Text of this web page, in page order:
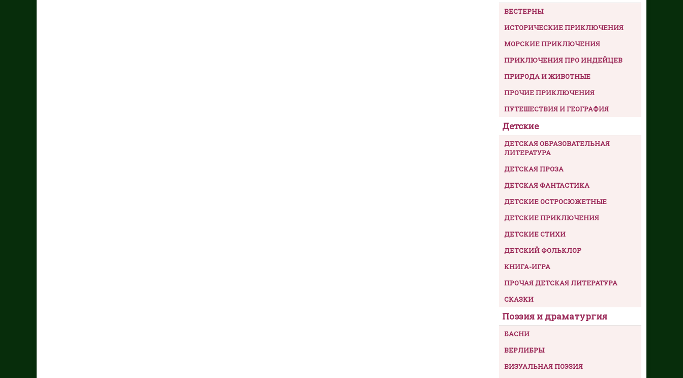
ВЕСТЕРНЫ
ИСТОРИЧЕСКИЕ ПРИКЛЮЧЕНИЯ
МОРСКИЕ ПРИКЛЮЧЕНИЯ
ПРИКЛЮЧЕНИЯ ПРО ИНДЕЙЦЕВ
ПРИРОДА И ЖИВОТНЫЕ
ПРОЧИЕ ПРИКЛЮЧЕНИЯ
ПУТЕШЕСТВИЯ И ГЕОГРАФИЯ
Детские
ДЕТСКАЯ ОБРАЗОВАТЕЛЬНАЯ
ЛИТЕРАТУРА
ДЕТСКАЯ ПРОЗА
ДЕТСКАЯ ФАНТАСТИКА
ДЕТСКИЕ ОСТРОСЮЖЕТНЫЕ
ДЕТСКИЕ ПРИКЛЮЧЕНИЯ
ДЕТСКИЕ СТИХИ
ДЕТСКИЙ ФОЛЬКЛОР
КНИГА-ИГРА
ПРОЧАЯ ДЕТСКАЯ ЛИТЕРАТУРА
СКАЗКИ
Поэзия и драматургия
БАСНИ
ВЕРЛИБРЫ
ВИЗУАЛЬНАЯ ПОЭЗИЯ